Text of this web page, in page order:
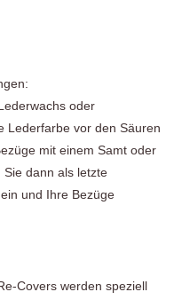
oder
Lederfarbe vor den Säuren
mit einem Samt oder
dann als letzte
und Ihre Bezüge
Covers werden speziell